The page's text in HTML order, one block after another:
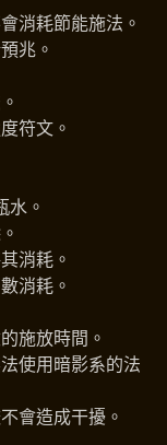
消耗節能施法。
兆。
符文。
水。
消耗。
消耗。
施放時間。
使用暗影系的法
會造成干擾。